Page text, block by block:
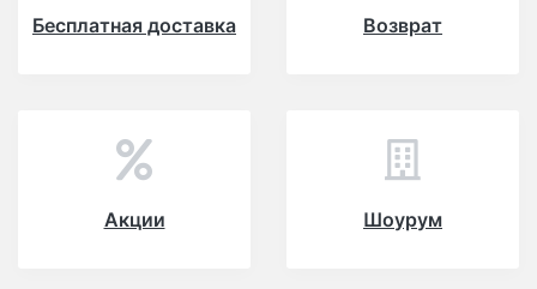
Бесплатная доставка Возврат
Акции Шоурум